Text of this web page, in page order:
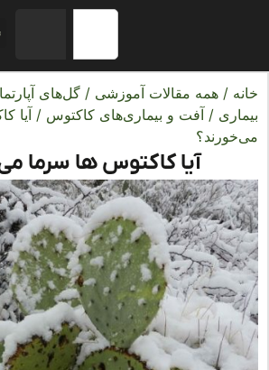
/همه مقالات آموزشی/گل‌های آپارتمانی/
/ آفت و بیماری‌های کاکتوس/ آیا
آیا کاکتوس‌ ها سرما